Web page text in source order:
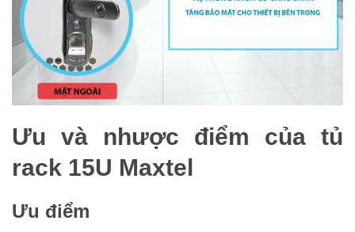
Ưu và nhược điểm của tủ
rack 15U Maxtel
Ưu điểm